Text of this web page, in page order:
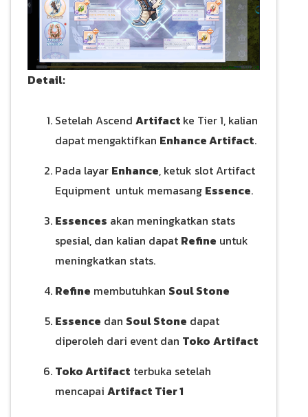
Detail:
Setelah Ascend Artifact ke Tier 1, kalian
dapat mengaktifkan Enhance Artifact.
Pada layar Enhance, ketuk slot Artifact
Equipment untuk memasang Essence.
Essences akan meningkatkan stats
spesial, dan kalian dapat Refine untuk
meningkatkan stats.
Refine membutuhkan Soul Stone
Essence dan Soul Stone dapat
diperoleh dari event dan Toko Artifact
Toko Artifact terbuka setelah
mencapai Artifact Tier 1